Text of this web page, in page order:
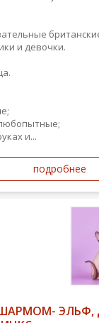
и девочки.
и...
подробнее
ЭЛЬФ,